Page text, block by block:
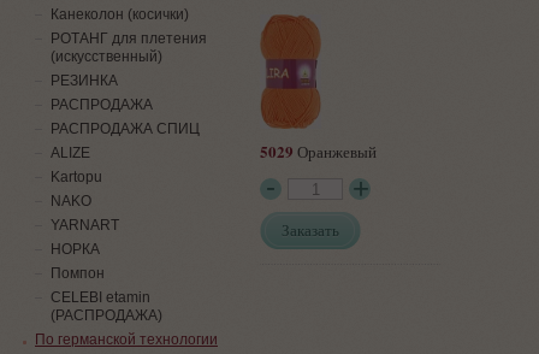
5029 Оранжевый
Заказать
Канеколон (косички)
РОТАНГ для плетения
(искусственный)
PЕЗИНКА
РАСПРОДАЖА
РАСПРОДАЖА СПИЦ
ALIZE
Kartopu
NAKO
YARNART
НОРКА
Помпон
СELEBI etamin
(РАСПРОДАЖА)
По германской технологии